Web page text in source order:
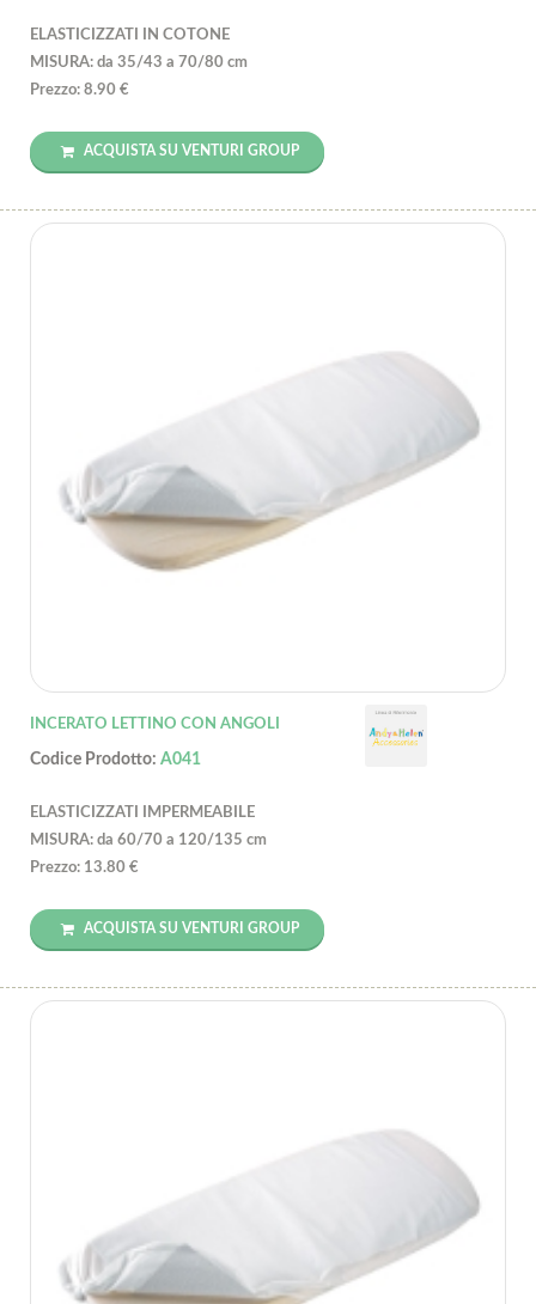
ELASTICIZZATI IN COTONE
MISURA: da 35/43 a 70/80 cm
Prezzo: 8.90 €
ACQUISTA SU VENTURI GROUP
INCERATO LETTINO CON ANGOLI
Codice Prodotto: A041
ELASTICIZZATI IMPERMEABILE
MISURA: da 60/70 a 120/135 cm
Prezzo: 13.80 €
ACQUISTA SU VENTURI GROUP